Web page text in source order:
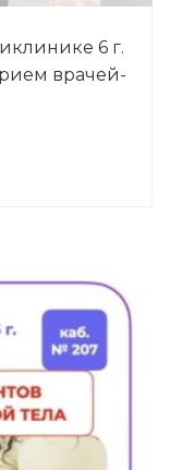
6 г.
врачей-